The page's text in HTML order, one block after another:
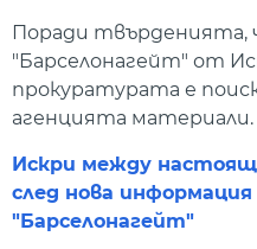
Поради твърденията,
"Барселонагейт" от
прокуратурата е
агенцията материали.
Искри между
след нова
"Барселонагейт"